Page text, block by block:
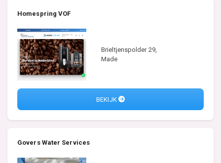
Homespring VOF
Brieltjenspolder 29,
Made
BEKIJK
Govers Water Services